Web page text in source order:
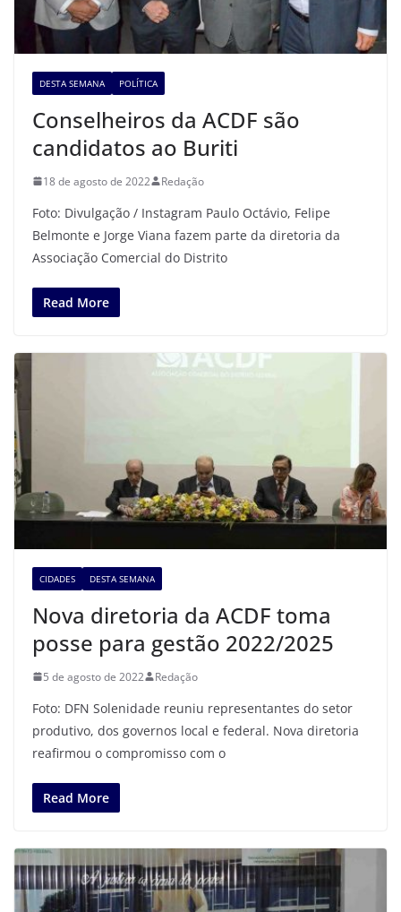
DESTA SEMANA POLÍTICA
Conselheiros da ACDF são
candidatos ao Buriti
18 de agosto de 2022 Redação
Foto: Divulgação / Instagram Paulo Octávio, Felipe
Belmonte e Jorge Viana fazem parte da diretoria da
Associação Comercial do Distrito
Read More
CIDADES DESTA SEMANA
Nova diretoria da ACDF toma
posse para gestão 2022/2025
5 de agosto de 2022 Redação
Foto: DFN Solenidade reuniu representantes do setor
produtivo, dos governos local e federal. Nova diretoria
reafirmou o compromisso com o
Read More